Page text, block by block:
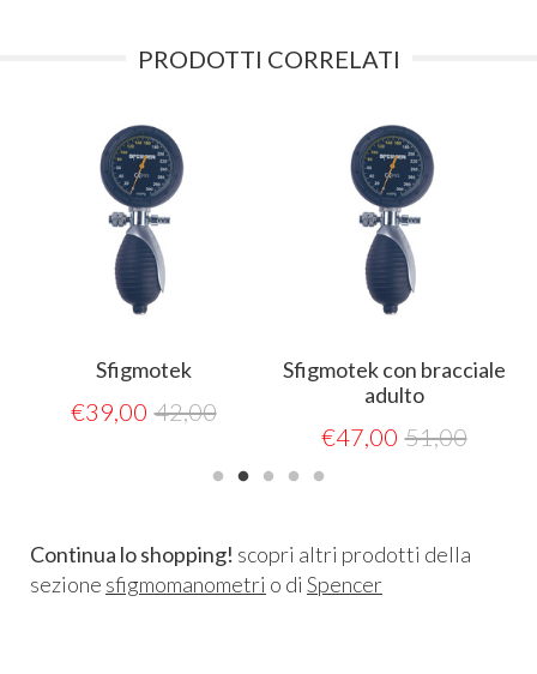
PRODOTTI CORRELATI
Sfigmotek
€39,00 42,00
Sfigmotek con bracciale
adulto
€47,00 51,00
Continua lo shopping! scopri altri prodotti della
sezione sfigmomanometri o di Spencer